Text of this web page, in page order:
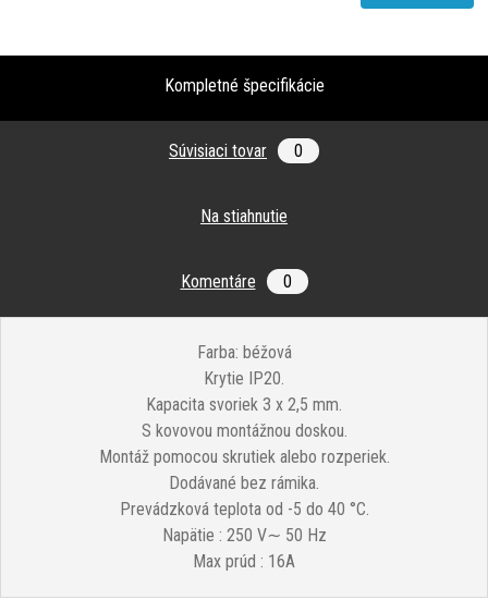
Kompletné špecifikácie
Súvisiaci tovar 0
Na stiahnutie
Komentáre 0
Farba: béžová
Krytie IP20.
Kapacita svoriek 3 x 2,5 mm.
S kovovou montážnou doskou.
Montáž pomocou skrutiek alebo rozperiek.
Dodávané bez rámika.
Prevádzková teplota od -5 do 40 °C.
Napätie : 250 V∼ 50 Hz
Max prúd : 16A